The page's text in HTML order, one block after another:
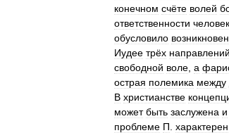
конечном счёте волей
ответственности
обусловило
Иудее трёх направлений
свободной воле а
острая полемика между
В христианстве
может быть заслужена и
проблеме П характерен